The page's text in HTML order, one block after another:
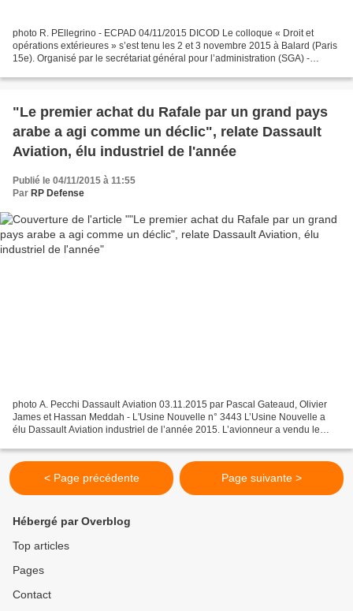
photo R. PEllegrino - ECPAD 04/11/2015 DICOD Le colloque « Droit et
opérations extérieures » s’est tenu les 2 et 3 novembre 2015 à Balard (Paris
15e). Organisé par le secrétariat général pour l’administration (SGA) -
"Le premier achat du Rafale par un grand pays
arabe a agi comme un déclic", relate Dassault
Aviation, élu industriel de l'année
Publié le 04/11/2015 à 11:55
Par RP Defense
photo A. Pecchi Dassault Aviation 03.11.2015 par Pascal Gateaud, Olivier
James et Hassan Meddah - L'Usine Nouvelle n° 3443 L’Usine Nouvelle a
élu Dassault Aviation industriel de l’année 2015. L’avionneur a vendu le
< Page précédente Page suivante >
Hébergé par Overblog
Top articles
Pages
Contact